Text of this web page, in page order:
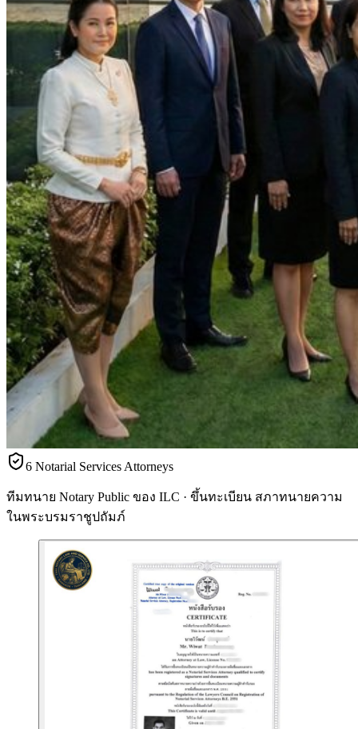
6 Notarial Services Attorneys
ทีมทนาย Notary Public ของ ILC · ขึ้นทะเบียน สภาทนายความ
ในพระบรมราชูปถัมภ์